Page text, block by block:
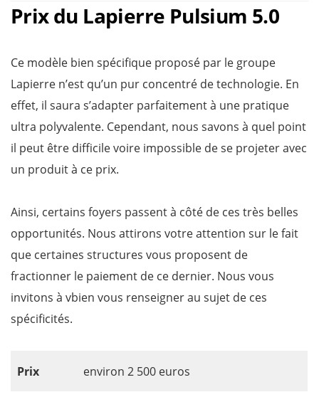
Prix du Lapierre Pulsium 5.0
Ce modèle bien spécifique proposé par le groupe
Lapierre n’est qu’un pur concentré de technologie. En
effet, il saura s’adapter parfaitement à une pratique
ultra polyvalente. Cependant, nous savons à quel point
il peut être difficile voire impossible de se projeter avec
un produit à ce prix.
Ainsi, certains foyers passent à côté de ces très belles
opportunités. Nous attirons votre attention sur le fait
que certaines structures vous proposent de
fractionner le paiement de ce dernier. Nous vous
invitons à vbien vous renseigner au sujet de ces
spécificités.
Prix environ 2 500 euros